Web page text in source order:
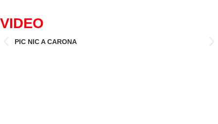
VIDEO
PIC NIC A CARONA